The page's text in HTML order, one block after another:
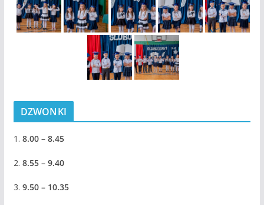
DZWONKI
1. 8.00 – 8.45
2. 8.55 – 9.40
3. 9.50 – 10.35